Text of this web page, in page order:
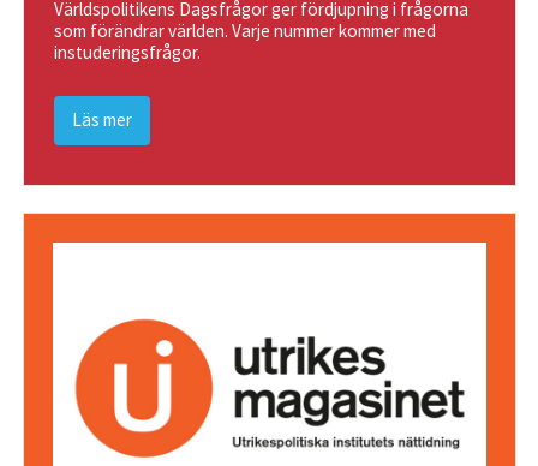
Världspolitikens Dagsfrågor ger fördjupning i frågorna
som förändrar världen. Varje nummer kommer med
instuderingsfrågor.
Läs mer